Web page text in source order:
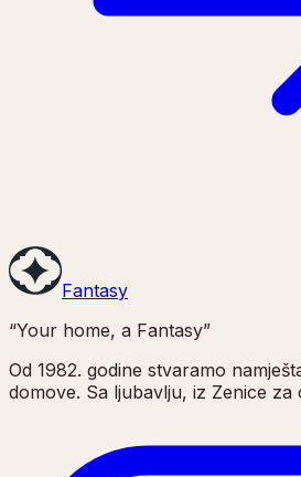
Fantasy
“Your home, a Fantasy”
Od 1982. godine stvaramo
domove. Sa ljubavlju, iz Zenice za